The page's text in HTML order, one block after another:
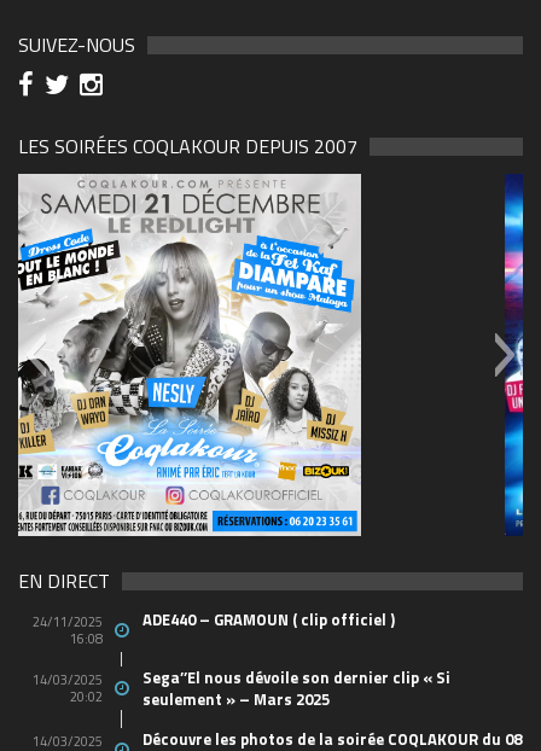
SUIVEZ-NOUS
LES SOIRÉES COQLAKOUR DEPUIS 2007
(1)
EN DIRECT
24/11/2025
16:08
ADE440 – GRAMOUN ( clip officiel )
14/03/2025
20:02
Sega’’El nous dévoile son dernier clip « Si
seulement » – Mars 2025
14/03/2025
Découvre les photos de la soirée COQLAKOUR du 08